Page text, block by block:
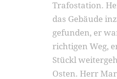
Trafostation.
das Gebäude
gefunden, er
richtigen Weg,
Stückl
Osten. Herr